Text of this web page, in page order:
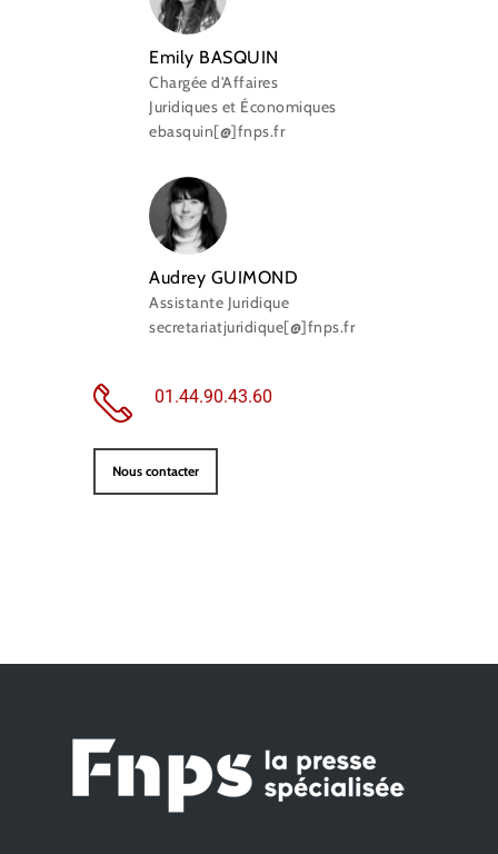
Emily BASQUIN
Chargée d'Affaires
Juridiques et Économiques
ebasquin[@]fnps.fr
Audrey GUIMOND
Assistante Juridique
secretariatjuridique[@]fnps.fr
01.44.90.43.60
Nous contacter